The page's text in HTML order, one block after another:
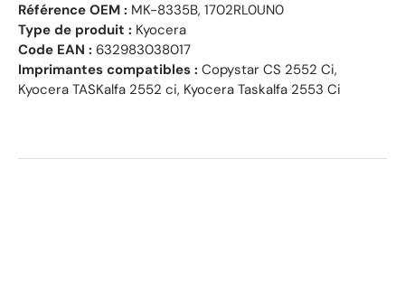
Référence OEM : MK-8335B, 1702RL0UN0
Type de produit : Kyocera
Code EAN : 632983038017
Imprimantes compatibles : Copystar CS 2552 Ci,
Kyocera TASKalfa 2552 ci, Kyocera Taskalfa 2553 Ci